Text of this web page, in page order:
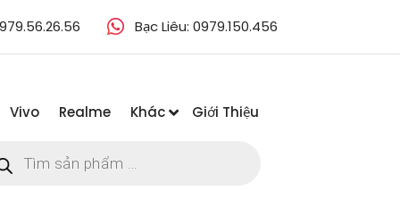
Bạc Liêu: 0979.150.456
Vivo Realme Khác
Giới Thiệu